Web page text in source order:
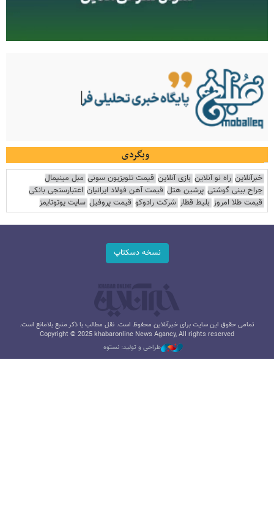
وبگردی
خبرآنلاین راه نو آنلاین بازی آنلاین قیمت تلویزیون سونی مبل مینیمال
جراح بینی گوشتی پرشین هتل قیمت آهن فولاد ایرانیان اعتبارسنجی بانکی
قیمت طلا امروز بلیط قطار شرکت رادوکو قیمت پروفیل سایت یوتوتایمز
نسخه دسکتاپ
تمامی حقوق این سایت برای خبرآنلاین محفوظ است. نقل مطالب با ذکر منبع بلامانع است.
Copyright © 2025 khabaronline News Agancy, All rights reserved
طراحی و تولید: نستوه